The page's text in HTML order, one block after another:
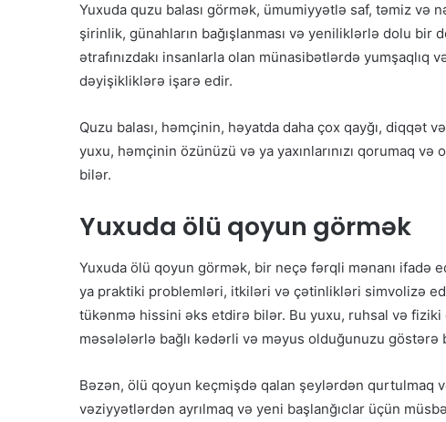
Yuxuda quzu balası görmək, ümumiyyətlə saf, təmiz və
şirinlik, günahların bağışlanması və yeniliklərlə dolu
ətrafınızdakı insanlarla olan münasibətlərdə
dəyişikliklərə işarə edir.
Quzu balası, həmçinin, həyatda daha çox qayğı, diqqət
yuxu, həmçinin özünüzü və ya yaxınlarınızı qorumaq
bilər.
Yuxuda ölü qoyun görmək
Yuxuda ölü qoyun görmək, bir neçə fərqli mənanı ifadə
ya praktiki problemləri, itkiləri və çətinlikləri simvolizə
tükənmə hissini əks etdirə bilər. Bu yuxu, ruhsal və fiziki
məsələlərlə bağlı kədərli və məyus olduğunuzu göstərə
Bəzən, ölü qoyun keçmişdə qalan şeylərdən qurtulmaq
vəziyyətlərdən ayrılmaq və yeni başlanğıclar üçün